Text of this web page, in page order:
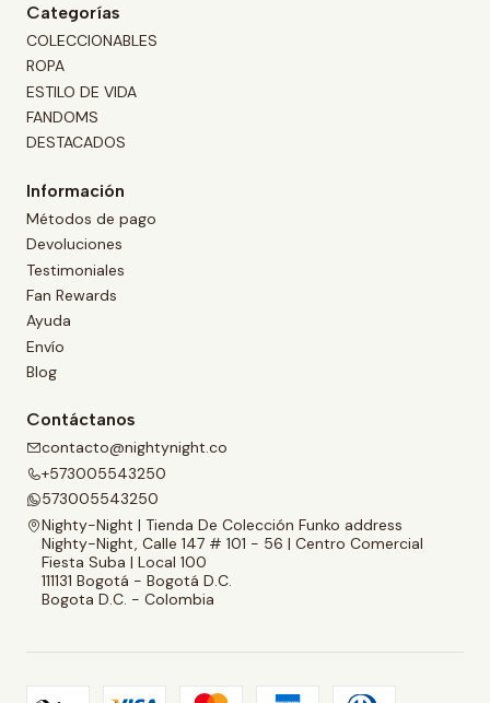
Categorías
COLECCIONABLES
ROPA
ESTILO DE VIDA
FANDOMS
DESTACADOS
Información
Métodos de pago
Devoluciones
Testimoniales
Fan Rewards
Ayuda
Envío
Blog
Contáctanos
contacto@nightynight.co
+573005543250
573005543250
Nighty-Night | Tienda De Colección Funko address
Nighty-Night, Calle 147 # 101 - 56 | Centro Comercial
Fiesta Suba | Local 100
111131 Bogotá - Bogotá D.C.
Bogota D.C. - Colombia